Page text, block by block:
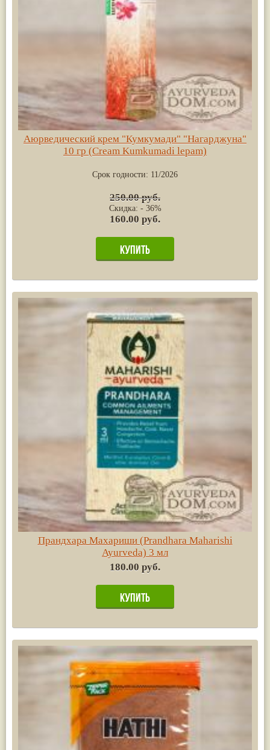
Аюрведический крем "Кумкумади" "Нагарджуна"
10 гр (Cream Kumkumadi lepam)
Срок годности: 11/2026
250.00 руб.
Скидка: - 36%
160.00 руб.
Прандхара Махариши (Prandhara Maharishi
Ayurvedа) 3 мл
180.00 руб.